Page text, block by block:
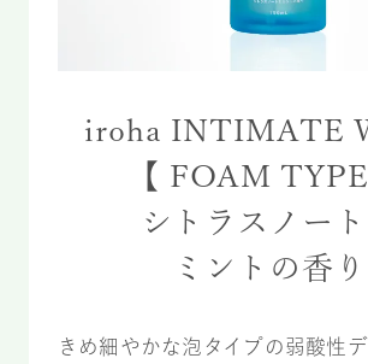
iroha INTIMATE
【 FOAM TYPE
シトラスノート
ミントの香り
きめ細やかな泡タイプの弱酸性